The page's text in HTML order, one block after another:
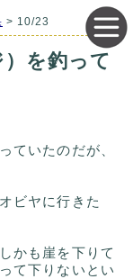
> 10/23
を釣って
ていたのだが、
ビヤに行きた
かも崖を下りて
て下りないとい